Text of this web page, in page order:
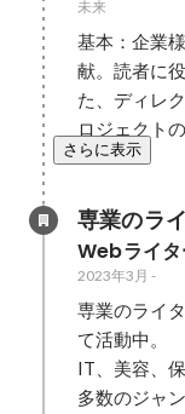
未来
基本：企業
献。読者に
た、ディレ
ロジェクト
さらに表示
専業のラ
Webライ
2023年3月 -
専業のライ
て活動中。
IT、美容、
多数のジャ